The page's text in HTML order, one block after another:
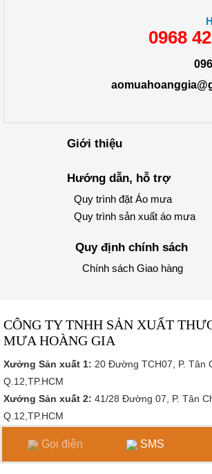
0968
Giới thiệu
Hướng dẫn, hỗ trợ
Quy trình đặt Áo mưa
Quy trình sản xuất áo mưa
Quy định chính sách
Chính sách Giao hàng
CÔNG TY TNHH SẢN XUẤT
MƯA HOÀNG GIA
Xưởng Sản xuất 1: 20 Đường TCH07, P. Tân
Q.12,TP.HCM
Xưởng Sản xuất 2: 41/28 Đường 07, P. Tân
Q.12,TP.HCM
Hotline 24/7:0968 427 457
Gọi điện SMS